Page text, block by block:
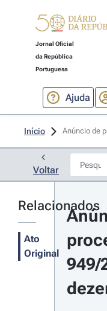
Jornal Oficial
da República
Portuguesa
Ajuda
Início Anúncio de
Voltar
Relacionados
Ato
Original
949/